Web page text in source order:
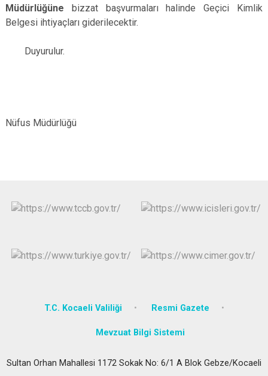
Müdürlüğüne bizzat başvurmaları halinde Geçici Kimlik
Belgesi ihtiyaçları giderilecektir.
Duyurulur.
Nüfus Müdürlüğü
T.C. Kocaeli Valiliği Resmi Gazete
Mevzuat Bilgi Sistemi
Sultan Orhan Mahallesi 1172 Sokak No: 6/1 A Blok Gebze/Kocaeli